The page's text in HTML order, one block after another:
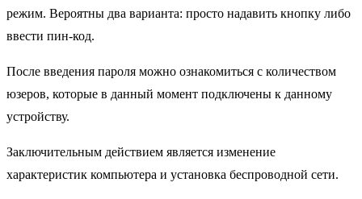
режим. Вероятны два варианта: просто надавить кнопку либо
ввести пин-код.
После введения пароля можно ознакомиться с количеством
юзеров, которые в данный момент подключены к данному
устройству.
Заключительным действием является изменение
характеристик компьютера и установка беспроводной сети.